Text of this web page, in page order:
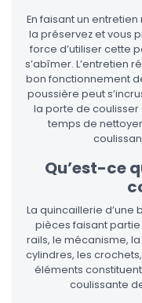
En faisant un
la préservez et vous
force d’utiliser cette
s’abîmer. L’entretien
bon fonctionnement
poussière peut
la porte de
temps de
Qu’est-ce
La quincaillerie
pièces faisant partie
rails, le mécanisme,
cylindres, les
éléments
coulissante